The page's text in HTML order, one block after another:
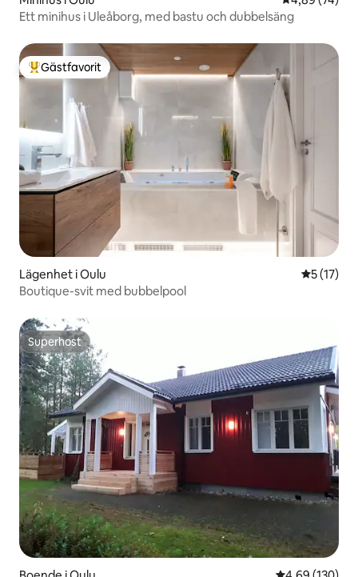
Ett minihus i Uleåborg, med bastu och dubbelsäng
Populär gästfavorit
Gästfavorit
Lägenhet i Oulu 5 av 5 i
5 (17)
Boutique-svit med bubbelpool
Superhost
Superhost